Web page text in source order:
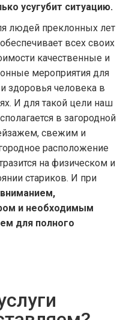
усугубит ситуацию.
людей преклонных лет
всех своих
качественные и
мероприятия для
здоровья человека в
И для такой цели наш
в загородной
свежим и
расположение
на физическом и
стариков. И при
и необходимым
для полного